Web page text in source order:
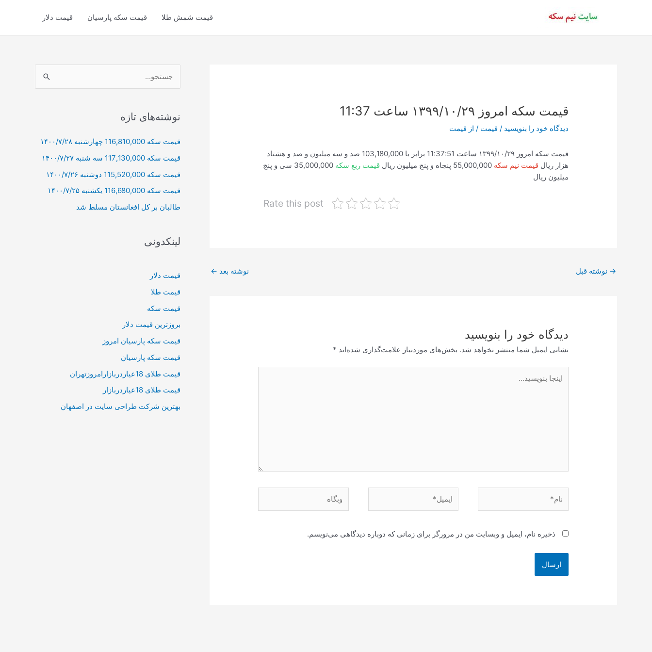
قیمت شمش طلا قیمت سکه پارسیان قیمت دلار
قیمت سکه امروز ۱۳۹۹/۱۰/۲۹ ساعت 11:37
دیدگاه‌ خود را بنویسید / قیمت / از قیمت
قیمت سکه امروز ۱۳۹۹/۱۰/۲۹ ساعت 11:37:51 برابر با 103,180,000 صد و سه میلیون و صد و هشتاد
هزار ریال قیمت نیم سکه55,000,000 پنجاه و پنج میلیون ریال قیمت ربع سکه
35,000,000 سی و پنج
میلیون ریال
Rate this post
پیمایش
→ نوشته قبل نوشته بعد ←
دیدگاه‌ خود را بنویسید
نشانی ایمیل شما منتشر نخواهد شد. بخش‌های موردنیاز علامت‌گذاری شده‌اند *
بنویسید…
ذخیره نام، ایمیل و وبسایت من در مرورگر برای زمانی که دوباره دیدگاهی می‌نویسم.
ج
ب
ر
ا
ی
نوشته‌های تازه
قیمت سکه 116,810,000 چهارشنبه ۱۴۰۰/۷/۲۸
قیمت سکه 117,130,000 سه شنبه ۱۴۰۰/۷/۲۷
قیمت سکه 115,520,000 دوشنبه ۱۴۰۰/۷/۲۶
قیمت سکه 116,680,000 یکشنبه ۱۴۰۰/۷/۲۵
طالبان بر كل افغانستان مسلط شد
لینکدونی
قیمت دلار
قیمت طلا
قیمت سکه
بروزترین قیمت دلار
قیمت سکه پارسیان امروز
قیمت سکه پارسیان
قیمت طلای 18عیاردربازارامروزتهران
قیمت طلای 18عیاردربازار
بهترین شرکت طراحی سایت در اصفهان